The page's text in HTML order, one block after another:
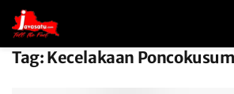
Tag: Kecelakaan